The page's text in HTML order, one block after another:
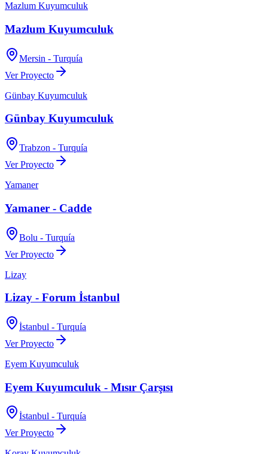
Mazlum Kuyumculuk
Mazlum Kuyumculuk
Mersin - Turquía
Ver Proyecto
Günbay Kuyumculuk
Günbay Kuyumculuk
Trabzon - Turquía
Ver Proyecto
Yamaner
Yamaner - Cadde
Bolu - Turquía
Ver Proyecto
Lizay
Lizay - Forum İstanbul
İstanbul - Turquía
Ver Proyecto
Eyem Kuyumculuk
Eyem Kuyumculuk - Mısır Çarşısı
İstanbul - Turquía
Ver Proyecto